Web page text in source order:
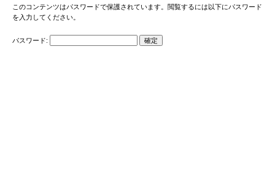
このコンテンツはパスワードで保護されています。閲覧するには以下にパスワード
を入力してください。
パスワード: